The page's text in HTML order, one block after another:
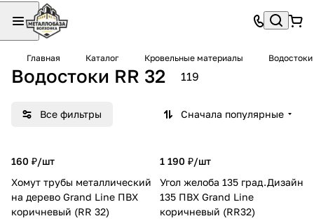
Главная Каталог Кровельные материалы Водостоки
Водостоки RR 32 119
Все фильтры Сначала популярные
160 ₽/шт
Хомут трубы металлический
на дерево Grand Line ПВХ
коричневый (RR 32)
1 190 ₽/шт
Угол желоба 135 град.Дизайн
135 ПВХ Grand Line
коричневый (RR32)